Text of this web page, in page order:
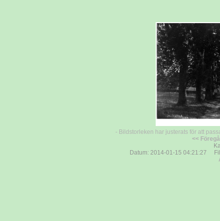
- Bildstorleken har justerats för att
<<
Datum: 2014-01-15 04:21:27